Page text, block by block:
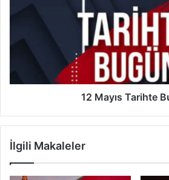
Tarihte
12 Mayıs Tarihte
İlgili Makaleler